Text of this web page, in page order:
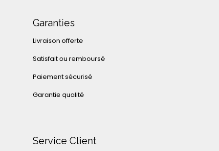
Garanties
Livraison offerte
Satisfait ou remboursé
Paiement sécurisé
Garantie qualité
Service Client